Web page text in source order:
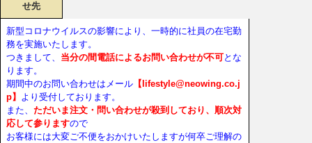
せ先
新型コロナウイルスの影響により、一時的に社員の在宅勤
務を実施いたします。
つきまして、 当分の間電話によるお問い合わせが不可とな
ります。
期間中のお問い合わせはメール 【lifestyle@neowing.co.j
p】 より受付しております。
また、 ただいま注文・問い合わせが殺到しており、順次対
応して参りますので
お客様には大変ご不便をおかけいたしますが何卒ご理解の